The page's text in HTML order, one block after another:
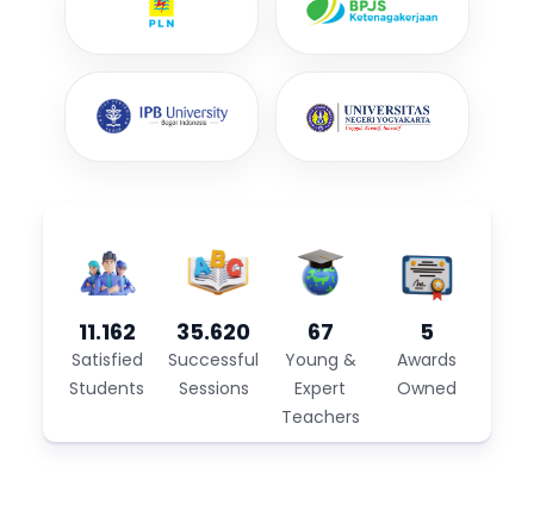
11.162
Satisfied
Students
35.620
Successful
Sessions
67
Young &
Expert
Teachers
5
Awards
Owned